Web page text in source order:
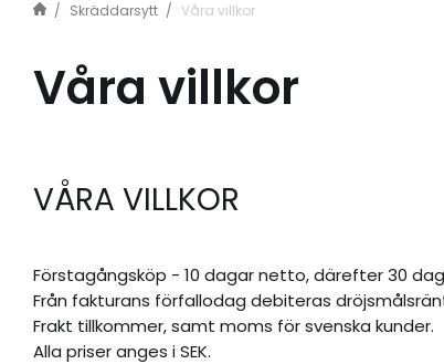
Skräddarsytt Våra villkor
Våra villkor
VÅRA VILLKOR
Förstagångsköp - 10 dagar netto, därefter 30
Från fakturans förfallodag debiteras
Frakt tillkommer, samt moms för svenska kunder.
Alla priser anges i SEK.